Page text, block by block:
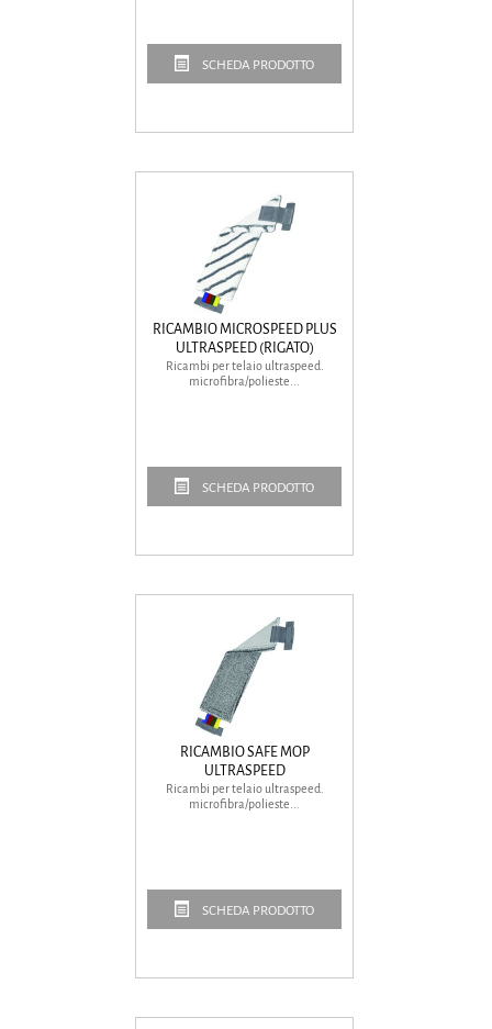
SCHEDA PRODOTTO
RICAMBIO MICROSPEED PLUS
ULTRASPEED (RIGATO)
Ricambi per telaio ultraspeed.
microfibra/polieste...
SCHEDA PRODOTTO
RICAMBIO SAFE MOP
ULTRASPEED
Ricambi per telaio ultraspeed.
microfibra/polieste...
SCHEDA PRODOTTO